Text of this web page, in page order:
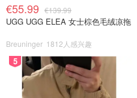
€55.99 €139.99
UGG UGG ELEA 女士棕色毛绒凉拖
Breuninger 1812人感兴趣
5